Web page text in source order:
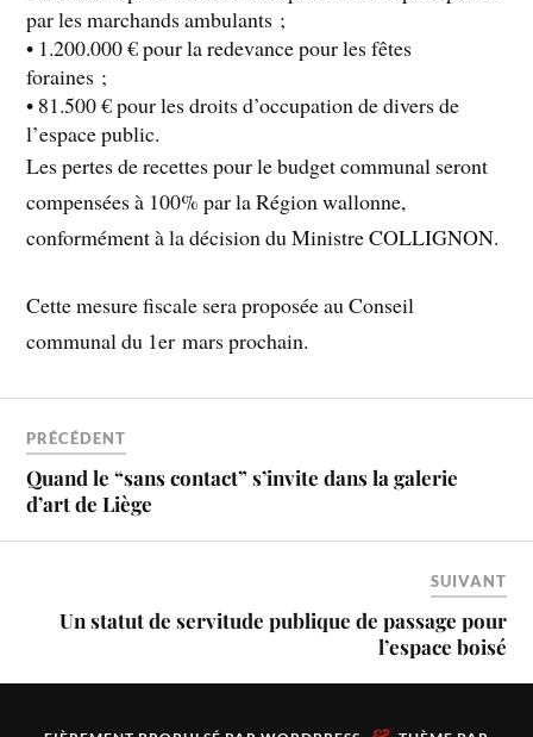
par les marchands ambulants ;
• 1.200.000 € pour la redevance pour les fêtes
foraines ;
• 81.500 € pour les droits d’occupation de divers de
l’espace public.
Les pertes de recettes pour le budget communal seront
compensées à 100% par laRégion wallonne,
conformément à la décision du Ministre COLLIGNON.
Cette mesure fiscale sera proposée au Conseil
communal du 1er mars prochain.
PRÉCÉDENT
Quand le “sans contact” s’invite dans la galerie
d’art de Liège
SUIVANT
Un statut de servitude publique de passage pour
l’espace boisé